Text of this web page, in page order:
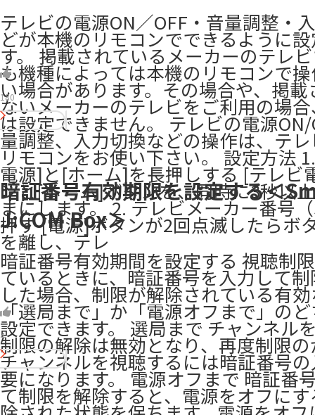
テレビの電源ON／OFF・音量調整・
どが本機のリモコンでできるように
す。 掲載されているメーカーのテレ
も機種によっては本機のリモコンで
い場合があります。その場合や、掲載
ないメーカーのテレビをご利用の場
は設定できません。 テレビの電源
量調整、入力切換などの操作は、テ
リモコンをお使い下さい。 設定方法
電源]と[ホーム]を長押しする [テレビ
ンと[ホーム]ボタンを、同時に3秒以
まにします。 2. テレビメーカー番号
押す [電源]ボタンが2回点滅したらボ
を離し、テレ
180
暗証番号有効期限を設定する＜
J:COM Box＞
暗証番号有効期間を設定する ​視聴制
ているときに、暗証番号を入力して
した場合、制限が解除されている有
「選局まで」か「電源オフまで」の
設定できます。 選局まで チャンネル
制限の解除は無効となり、再度制限
チャンネルを視聴するには暗証番号
要になります。 電源オフまで 暗証番
て制限を解除すると、電源をオフに
4